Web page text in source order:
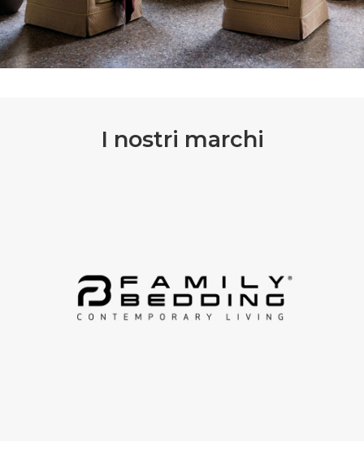
I nostri marchi